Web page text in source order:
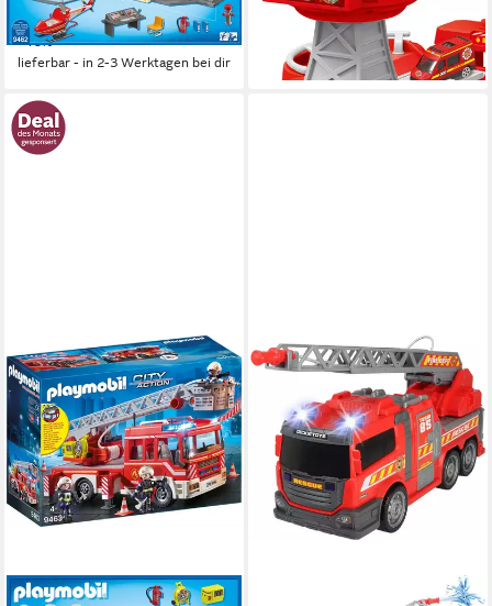
ab 59,99 € UVP99,99 €
-40%
lieferbar - in 2-3 Werktagen bei dir
4 5 6 Jahre Junge Mädchen
30,99 € UVP45,99 €
lieferbar - in 2-3 Werktagen bei dir